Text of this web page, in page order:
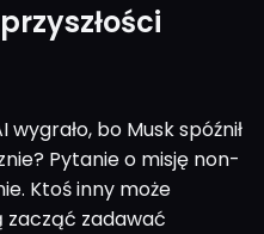
bo Musk spóźnił
Pytanie o misję non-
Ktoś inny może
zacząć zadawać